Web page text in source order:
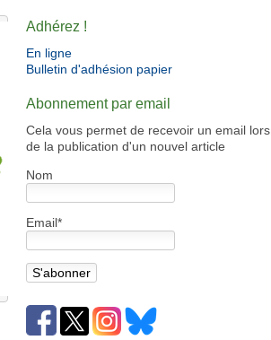
Adhérez !
En ligne
Bulletin d'adhésion papier
Abonnement par email
Cela vous permet de recevoir un email lors
de la publication d'un nouvel article
Nom
Email*